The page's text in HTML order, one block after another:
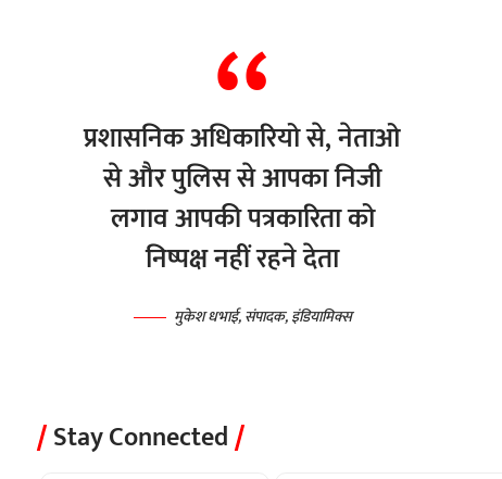
प्रशासनिक अधिकारियो से, नेताओ
से और पुलिस से आपका निजी
लगाव आपकी पत्रकारिता को
निष्पक्ष नहीं रहने देता
मुकेश धभाई, संपादक, इंडियामिक्स
Stay Connected